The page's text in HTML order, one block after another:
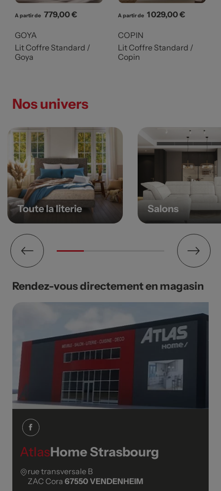
A partir de Prix
779,00 €
GOYA
Lit Coffre Standard /
Goya
A partir de Prix
1 029,00 €
COPIN
Lit Coffre Standard /
Copin
Nos univers
Toute la literie Salons
Rendez-vous directement en magasin
AtlasHome Strasbourg
rue transversale B
ZAC Cora 67550 VENDENHEIM